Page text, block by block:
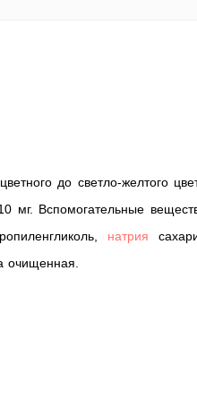
до светло-желтого
мг. Вспомогательные
натрия
очищенная.